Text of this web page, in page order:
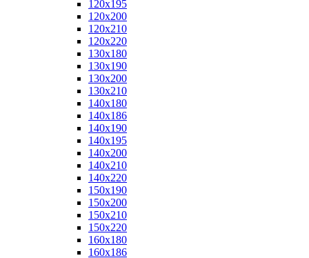
120x195
120x200
120x210
120x220
130x180
130x190
130x200
130x210
140x180
140x186
140x190
140x195
140x200
140x210
140x220
150x190
150x200
150x210
150x220
160x180
160x186